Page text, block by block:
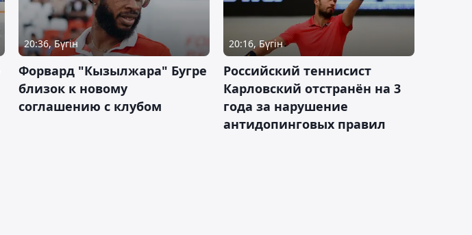
20:36, Бүгін
Форвард "Кызылжара" Бугре
близок к новому
соглашению с клубом
20:16, Бүгін
Российский теннисист
Карловский отстранён на 3
года за нарушение
антидопинговых правил